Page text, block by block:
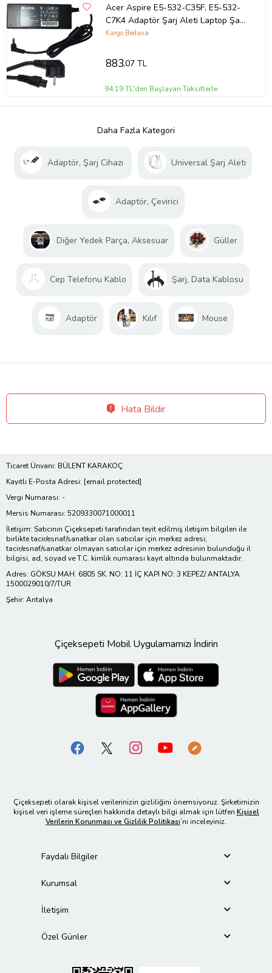
Acer Aspire E5-532-C35F, E5-532-
C7K4 Adaptör Şarj Aleti Laptop Şarjı
(Siyah)
Kargo Bedava
883,07 TL
94,19 TL'den Başlayan Taksitlerle
Daha Fazla Kategori
Adaptör, Şarj Cihazı Universal Şarj Aleti
Adaptör, Çevirici
Diğer Yedek Parça, Aksesuar Güller
Cep Telefonu Kablo Şarj, Data Kablosu
Adaptör Kılıf Mouse
Hata Bildir
Ticaret Ünvanı: BÜLENT KARAKOÇ
Kayıtlı E-Posta Adresi: [email protected]
Vergi Numarası: -
Mersis Numarası: 5209330071000011
İletişim: Satıcının Çiçeksepeti tarafından teyit edilmiş iletişim bilgileri ile
birlikte tacir/esnaf/sanatkar olan satıcılar için merkez adresi;
tacir/esnaf/sanatkar olmayan satıcılar için merkez adresinin bulunduğu il
bilgisi, ad, soyad ve T.C. kimlik numarası kayıt altında bulunmaktadır.
Adres: GÖKSU MAH. 6805 SK. NO: 11 İÇ KAPI NO: 3 KEPEZ/ ANTALYA
1500029010/7/TUR
Şehir: Antalya
Çiçeksepeti Mobil Uygulamamızı İndirin
Çiçeksepeti olarak kişisel verilerinizin gizliliğini önemsiyoruz. Şirketimizin
kişisel veri işleme süreçleri hakkında detaylı bilgi almak için lütfen Kişisel
Verilerin Korunması ve Gizlilik Politikası’nı inceleyiniz.
Faydalı Bilgiler
Kurumsal
İletişim
Özel Günler